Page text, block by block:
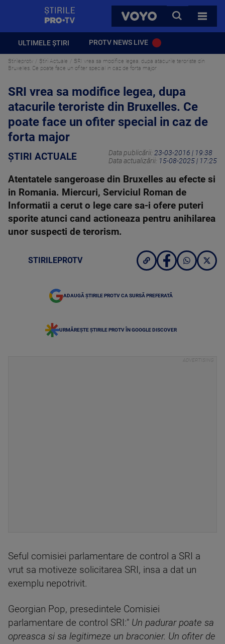
VOYO
CAUTA
TOATE
ULTIMELE ȘTIRI PROTV NEWS LIVE
Stirileprotv Știri Actuale
SRI vrea sa modifice legea, dupa atacurile teroriste din
Bruxelles. Ce poate face un ofiter special in caz de forta major
SRI vrea sa modifice legea, dupa
atacurile teroriste din Bruxelles. Ce
poate face un ofiter special in caz de
forta major
ȘTIRI ACTUALE Data publicării: 23-03-2016 | 19:38
Data actualizării: 15-08-2025 | 17:25
Atentatele sangeroase din Bruxelles au efecte si
in Romania. Miercuri, Serviciul Roman de
Informatii a cerut o lege care sa-i ofere puteri
sporite atunci cand actioneaza pentru anihilarea
unor suspecti de terorism.
STIRILEPROTV
ADAUGĂ ȘTIRILE PROTV CA SURSĂ PREFERATĂ
URMĂREȘTE ȘTIRILE PROTV ÎN GOOGLE DISCOVER
Seful comisiei parlamentare de control a SRI a
vrut sa motiveze solicitarea SRI, insa a dat un
exemplu nepotrivit.
Georgian Pop, presedintele Comisiei
parlamentare de control SRI:" Un padurar poate sa
opreasca si sa legitimeze un braconier. Un ofiter de